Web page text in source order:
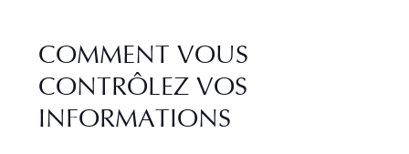
COMMENT VOUS
CONTRÔLEZ VOS
INFORMATIONS